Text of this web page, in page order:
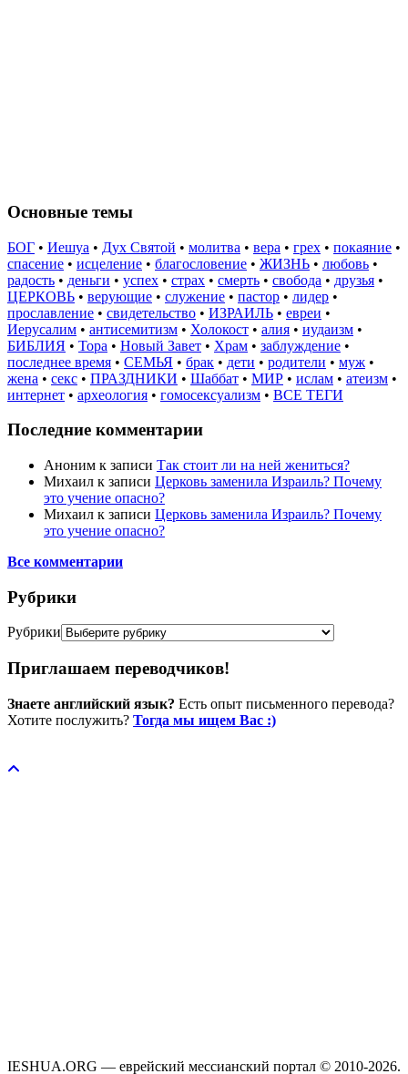
Основные темы
БОГ • Иешуа • Дух Святой • молитва • вера • грех • покаяние •
спасение • исцеление • благословение • ЖИЗНЬ • любовь •
радость • деньги • успех • страх • смерть • свобода • друзья •
ЦЕРКОВЬ • верующие • служение • пастор • лидер •
прославление • свидетельство • ИЗРАИЛЬ • евреи •
Иерусалим • антисемитизм • Холокост • алия • иудаизм •
БИБЛИЯ • Тора • Новый Завет • Храм • заблуждение •
последнее время • СЕМЬЯ • брак • дети • родители • муж •
жена • секс • ПРАЗДНИКИ • Шаббат • МИР • ислам • атеизм •
интернет • археология • гомосексуализм • ВСЕ ТЕГИ
Последние комментарии
Аноним к записи Так стоит ли на ней жениться?
Михаил к записи Церковь заменила Израиль? Почему
это учение опасно?
Михаил к записи Церковь заменила Израиль? Почему
это учение опасно?
Все комментарии
Рубрики
Рубрики
Приглашаем переводчиков!
Знаете английский язык? Есть опыт письменного перевода?
Хотите послужить? Тогда мы ищем Вас :)
IESHUA.ORG — еврейский мессианский портал © 2010-2026.